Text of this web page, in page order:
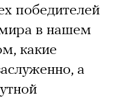
победителей
в нашем
какие
а